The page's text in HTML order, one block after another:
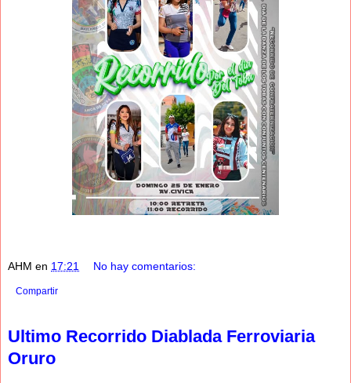
AHM en 17:21 No hay comentarios:
Compartir
Ultimo Recorrido Diablada Ferroviaria
Oruro